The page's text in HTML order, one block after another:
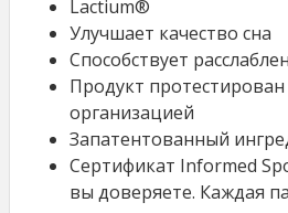
Lactium®
Улучшает качество сна
Способствует
Продукт
организацией
Запатентованный
Сертификат Informed
вы доверяете. Каждая